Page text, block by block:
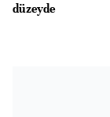
düzeyde